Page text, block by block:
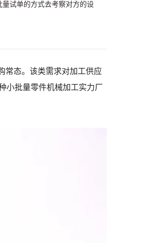
试单的方式去考察对方的设
常态。该类需求对加工供应
小批量零件机械加工实力厂